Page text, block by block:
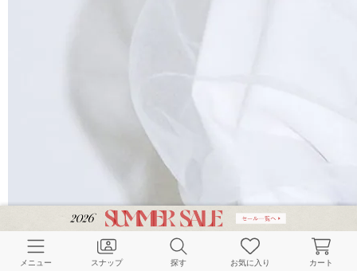
メニュー スナップ 探す お気に入り カート